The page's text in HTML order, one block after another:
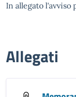
In allegato
Allegati